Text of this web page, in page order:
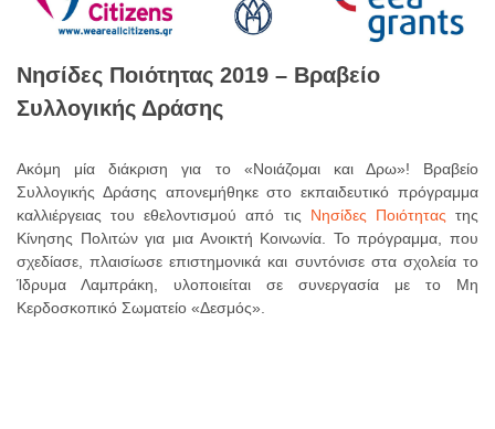
Νησίδες Ποιότητας 2019 – Βραβείο
Συλλογικής Δράσης
Ακόμη μία διάκριση για το «Νοιάζομαι και Δρω»! Βραβείο
Συλλογικής Δράσης απονεμήθηκε στο εκπαιδευτικό πρόγραμμα
καλλιέργειας του εθελοντισμού από τις Νησίδες Ποιότητας της
Κίνησης Πολιτών για μια Ανοικτή Κοινωνία. Το πρόγραμμα, που
σχεδίασε, πλαισίωσε επιστημονικά και συντόνισε στα σχολεία το
Ίδρυμα Λαμπράκη, υλοποιείται σε συνεργασία με το Μη
Κερδοσκοπικό Σωματείο «Δεσμός».